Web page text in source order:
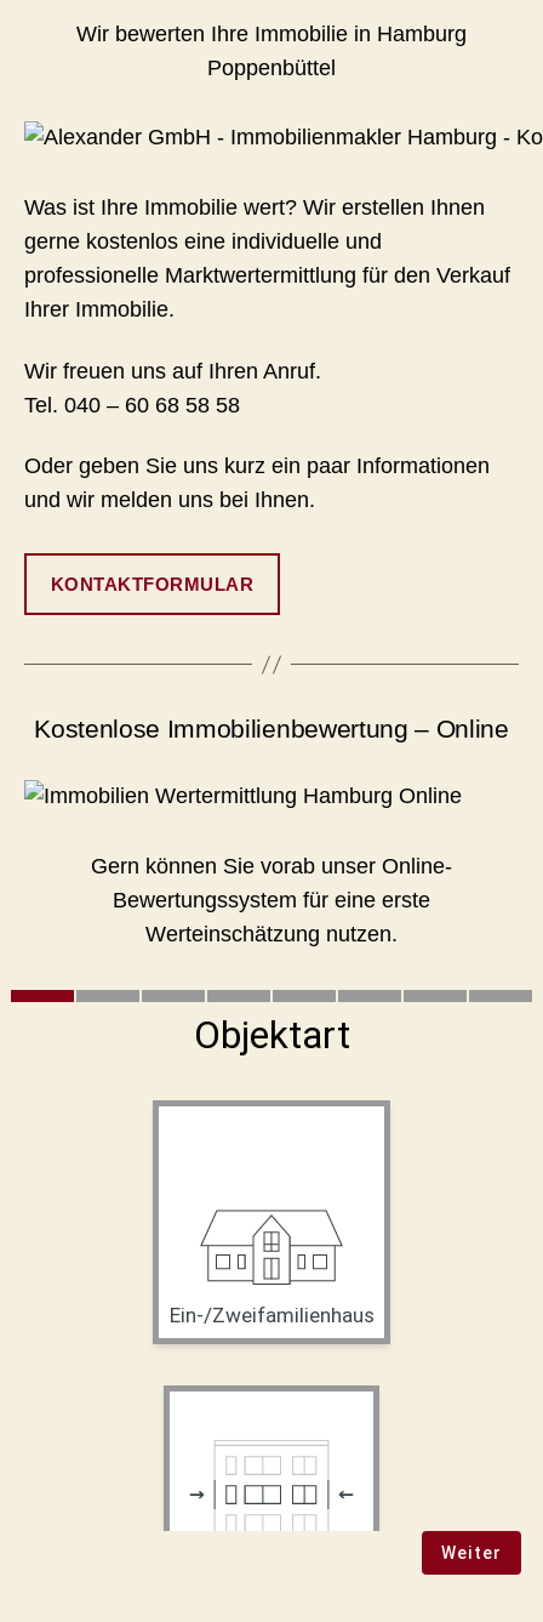
Wir bewerten Ihre Immobilie in Hamburg
Poppenbüttel
Was ist Ihre Immobilie wert? Wir erstellen Ihnen
gerne kostenlos eine individuelle und
professionelle Marktwertermittlung für den Verkauf
Ihrer Immobilie.
Wir freuen uns auf Ihren Anruf.
Tel. 040 – 60 68 58 58
Oder geben Sie uns kurz ein paar Informationen
und wir melden uns bei Ihnen.
KONTAKTFORMULAR
Kostenlose Immobilienbewertung – Online
Gern können Sie vorab unser Online-
Bewertungssystem für eine erste
Werteinschätzung nutzen.